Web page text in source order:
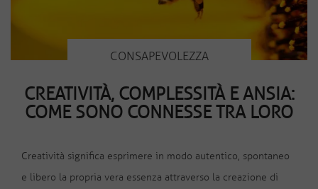
CONSAPEVOLEZZA
CREATIVITÀ, COMPLESSITÀ E ANSIA:
COME SONO CONNESSE TRA LORO
Creatività significa esprimere in modo autentico, spontaneo
e libero la propria vera essenza attraverso la creazione di